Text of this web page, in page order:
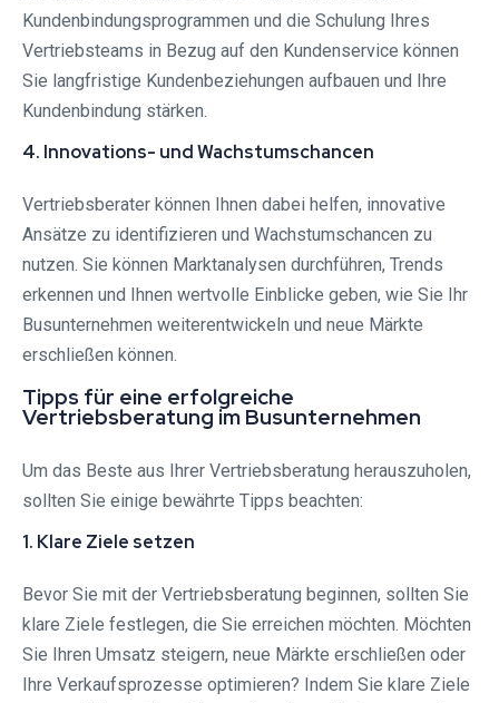
Kundenbindungsprogrammen und die Schulung Ihres
Vertriebsteams in Bezug auf den Kundenservice können
Sie langfristige Kundenbeziehungen aufbauen und Ihre
Kundenbindung stärken.
4. Innovations- und Wachstumschancen
Vertriebsberater können Ihnen dabei helfen, innovative
Ansätze zu identifizieren und Wachstumschancen zu
nutzen. Sie können Marktanalysen durchführen, Trends
erkennen und Ihnen wertvolle Einblicke geben, wie Sie Ihr
Busunternehmen weiterentwickeln und neue Märkte
erschließen können.
Tipps für eine erfolgreiche
Vertriebsberatung im Busunternehmen
Um das Beste aus Ihrer Vertriebsberatung herauszuholen,
sollten Sie einige bewährte Tipps beachten:
1. Klare Ziele setzen
Bevor Sie mit der Vertriebsberatung beginnen, sollten Sie
klare Ziele festlegen, die Sie erreichen möchten. Möchten
Sie Ihren Umsatz steigern, neue Märkte erschließen oder
Ihre Verkaufsprozesse optimieren? Indem Sie klare Ziele